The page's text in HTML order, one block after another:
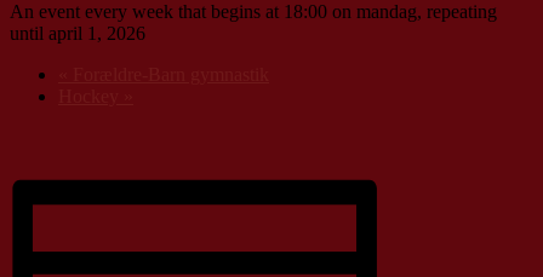
An event every week that begins at 18:00 on mandag, repeating
until april 1, 2026